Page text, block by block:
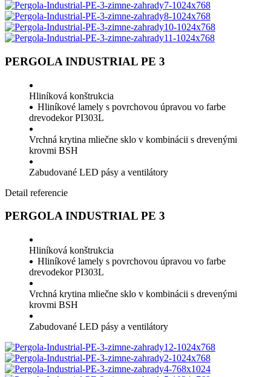
PERGOLA INDUSTRIAL PE 3
Hliníková konštrukcia
Hliníkové lamely s povrchovou úpravou vo farbe
drevodekor PI303L
Vrchná krytina mliečne sklo v kombinácii s drevenými
krovmi BSH
Zabudované LED pásy a ventilátory
Detail referencie
PERGOLA INDUSTRIAL PE 3
Hliníková konštrukcia
Hliníkové lamely s povrchovou úpravou vo farbe
drevodekor PI303L
Vrchná krytina mliečne sklo v kombinácii s drevenými
krovmi BSH
Zabudované LED pásy a ventilátory